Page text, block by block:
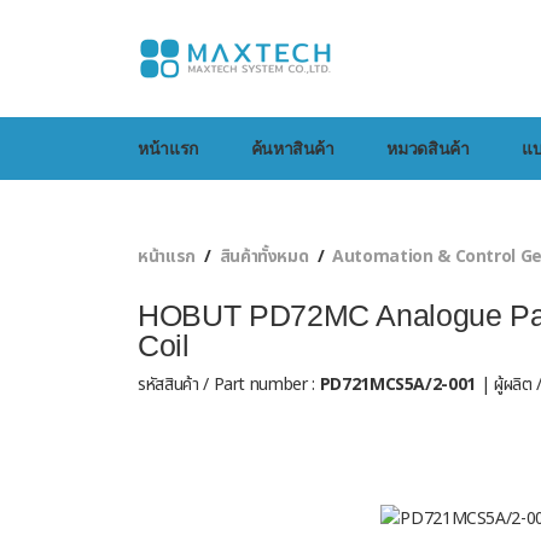
หน้าแรก ค้นหาสินค้า หมวดสินค้า แ
หน้าแรก สินค้าทั้งหมด Automation & Control
HOBUT PD72MC Analogue
Coil
รหัสสินค้า / Part number : PD721MCS5A/2-001 | ผู้ผลิต